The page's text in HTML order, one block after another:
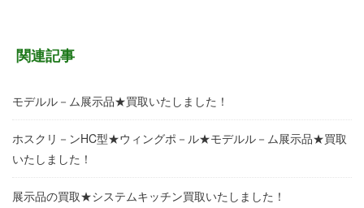
関連記事
モデルル－ム展示品★買取いたしました！
ホスクリ－ンHC型★ウィングポ－ル★モデルル－ム展示品★買取
いたしました！
展示品の買取★システムキッチン買取いたしました！